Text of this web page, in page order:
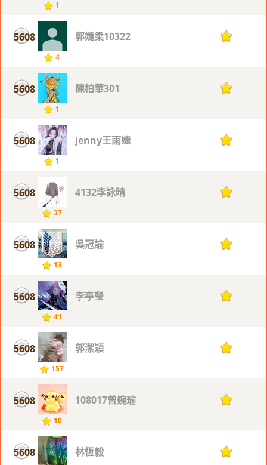
1
5608
4
郭婕柔10322 1
5608
1
陳柏華301 1
5608
1
Jenny王雨婕 1
5608
37
4132李詠晴 1
5608
13
吳冠諭 1
5608
41
李亭瑩 1
5608
157
郭潔穎 1
5608
10
108017曾婉瑜 1
5608 林恆毅 1